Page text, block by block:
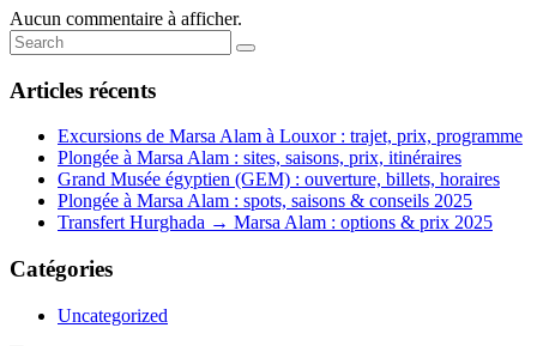
Aucun commentaire à afficher.
Articles récents
Excursions de Marsa Alam à Louxor : trajet, prix, programme
Plongée à Marsa Alam : sites, saisons, prix, itinéraires
Grand Musée égyptien (GEM) : ouverture, billets, horaires
Plongée à Marsa Alam : spots, saisons & conseils 2025
Transfert Hurghada → Marsa Alam : options & prix 2025
Catégories
Uncategorized